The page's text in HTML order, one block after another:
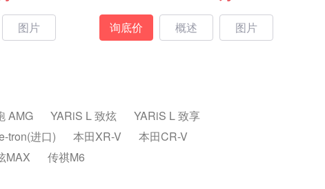
图片 询底价 概述 图片
AMG YARiS L 致炫
YARiS L 致享
tron(进口) 本田XR-V
本田CR-V
MAX 传祺M6